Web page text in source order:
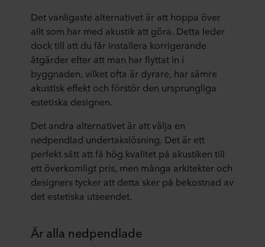
Det vanligaste alternativet är att hoppa över
allt som har med akustik att göra. Detta leder
dock till att du får installera korrigerande
åtgärder efter att man har flyttat in i
byggnaden, vilket ofta är dyrare, har sämre
akustisk effekt och förstör den ursprungliga
estetiska designen.
Det andra alternativet är att välja en
nedpendlad undertakslösning. Det är ett
perfekt sätt att få hög kvalitet på akustiken till
ett överkomligt pris, men många arkitekter och
designers tycker att detta sker på bekostnad av
det estetiska utseendet.
Är alla nedpendlade